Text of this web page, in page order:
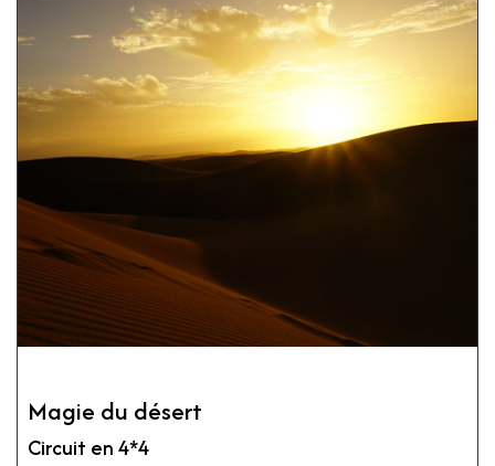
Magie du désert
Circuit en 4*4